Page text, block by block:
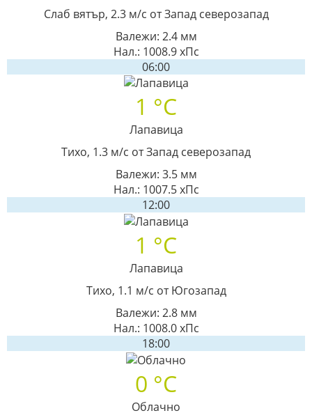
Слаб вятър, 2.3 м/с от Запад северозапад
Валежи: 2.4 мм
Нал.: 1008.9 хПс
06:00
1 °C
Лапавица
Тихо, 1.3 м/с от Запад северозапад
Валежи: 3.5 мм
Нал.: 1007.5 хПс
12:00
1 °C
Лапавица
Тихо, 1.1 м/с от Югозапад
Валежи: 2.8 мм
Нал.: 1008.0 хПс
18:00
0 °C
Облачно